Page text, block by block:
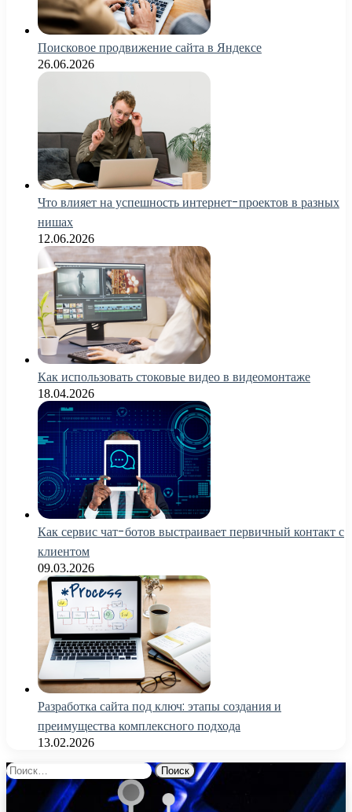
Поисковое продвижение сайта в Яндексе
26.06.2026
Что влияет на успешность интернет-проектов в разных
нишах
12.06.2026
Как использовать стоковые видео в видеомонтаже
18.04.2026
Как сервис чат-ботов выстраивает первичный контакт с
клиентом
09.03.2026
Разработка сайта под ключ: этапы создания и
преимущества комплексного подхода
13.02.2026
Найти: